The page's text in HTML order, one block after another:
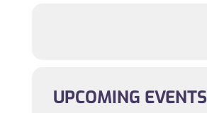
UPCOMING EVENTS